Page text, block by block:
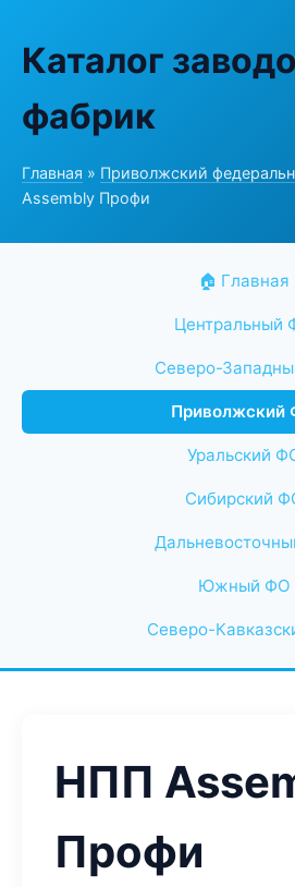
Каталог
фабрик
Главная » Приволжский
Assembly Профи
🏠 Главная
Центральный
Северо-
Приволжский
Уральский
Сибирский
Южный ФО
Северо-
НПП
Профи